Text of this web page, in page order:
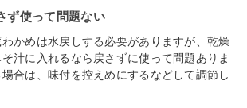
ず使って問題ない
かめは水戻しする必要がありますが、乾燥
汁に入れるなら戻さずに使って問題ありま
合は、味付を控えめにするなどして調節し